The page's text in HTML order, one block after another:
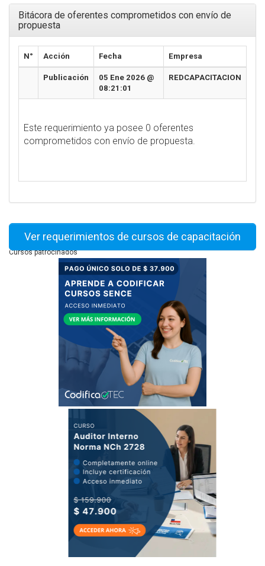
Bitácora de oferentes comprometidos con envío de
propuesta
N° Acción Fecha Empresa
Publicación
05 Ene 2026 @
08:21:01
REDCAPACITACION
Este requerimiento ya posee 0 oferentes
comprometidos con envío de propuesta.
Ver requerimientos de cursos de capacitación
Cursos patrocinados